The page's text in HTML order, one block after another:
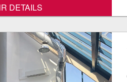
DETAILS